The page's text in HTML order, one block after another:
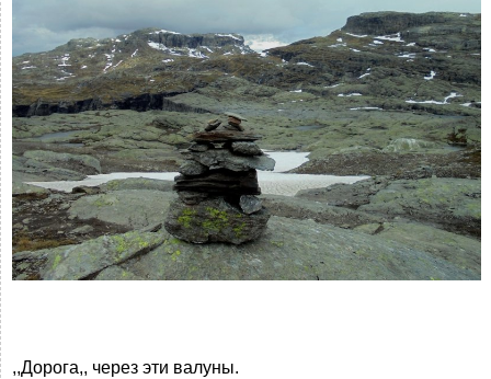
,,Дорога,, через эти валуны.